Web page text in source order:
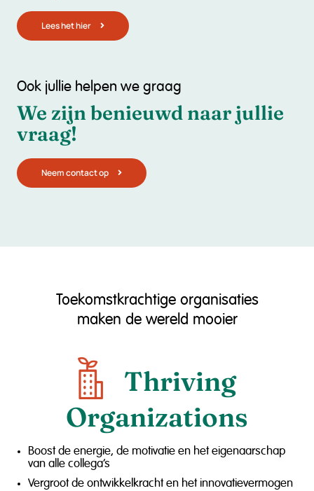
Lees het hier
Ook jullie helpen we graag
We zijn benieuwd naar jullie
vraag!
Neem contact op
Toekomstkrachtige organisaties
maken de wereld mooier
Thriving
Organizations
Boost de energie, de motivatie en het eigenaarschap
van alle collega’s
Vergroot de ontwikkelkracht en het innovatievermogen